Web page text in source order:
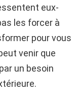
eux-
les forcer à
pour vous
venir que
un besoin